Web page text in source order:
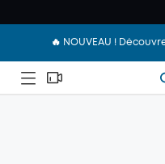
🔥 NOUVEAU !